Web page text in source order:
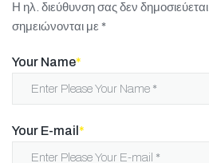
Η ηλ. διεύθυνση σας δεν δημοσιεύεται.
σημειώνονται με*
Your Name*
Your E-mail *